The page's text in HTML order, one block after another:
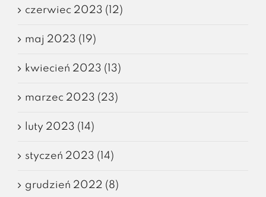
czerwiec 2023 (12)
maj 2023 (19)
kwiecień 2023 (13)
marzec 2023 (23)
luty 2023 (14)
styczeń 2023 (14)
grudzień 2022 (8)